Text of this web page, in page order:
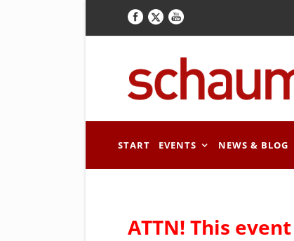
START EVENTS NEWS & BLOG
ATTN! This